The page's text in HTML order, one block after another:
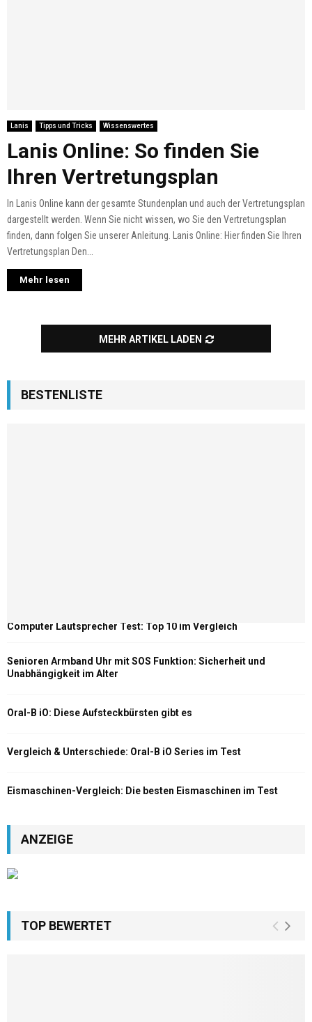
Lanis Tipps und Tricks Wissenswertes
Lanis Online: So finden Sie
Ihren Vertretungsplan
In Lanis Online kann der gesamte Stundenplan und auch der Vertretungsplan
dargestellt werden. Wenn Sie nicht wissen, wo Sie den Vertretungsplan
finden, dann folgen Sie unserer Anleitung. Lanis Online: Hier finden Sie Ihren
Vertretungsplan Den...
Mehr lesen
MEHR ARTIKEL LADEN
BESTENLISTE
Computer Lautsprecher Test: Top 10 im Vergleich
Senioren Armband Uhr mit SOS Funktion: Sicherheit und
Unabhängigkeit im Alter
Oral-B iO: Diese Aufsteckbürsten gibt es
Vergleich & Unterschiede: Oral-B iO Series im Test
Eismaschinen-Vergleich: Die besten Eismaschinen im Test
ANZEIGE
TOP BEWERTET